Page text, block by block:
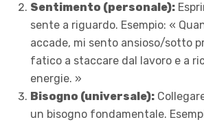
Sentimento (personale):
sente a riguardo. Esempio: «
accade, mi sento ansioso/sotto
fatico a staccare dal lavoro e a
energie. »
Bisogno (universale):
un bisogno fondamentale.